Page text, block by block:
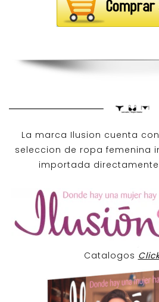
La marca Ilusion cuenta
seleccion de ropa femenina
importada
Catalogos